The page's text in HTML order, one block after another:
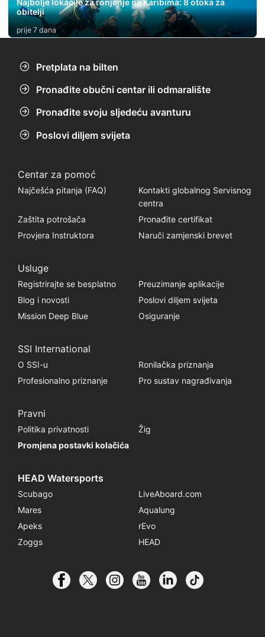
Najbolje lokacije za ronjenje na Karibima: 8 otoka za
obitelji
prije 7 dana
Pretplata na bilten
Pronađite obučni centar ili odmaralište
Pronađite svoju sljedeću avanturu
Poslovi diljem svijeta
Centar za pomoć
Najčešća pitanja (FAQ)
Kontakti globalnog Servisnog
centra
Zaštita potrošača
Pronađite certifikat
Provjera Instruktora
Naruči zamjenski brevet
Usluge
Registrirajte se besplatno
Preuzimanje aplikacije
Blog i novosti
Poslovi diljem svijeta
Mission Deep Blue
Osiguranje
SSI International
O SSI-u
Ronilačka priznanja
Profesionalno priznanje
Pro sustav nagrađivanja
Pravni
Politika privatnosti
Žig
Promjena postavki kolačića
HEAD Watersports
Scubago
LiveAboard.com
Mares
Aqualung
Apeks
rEvo
Zoggs
HEAD